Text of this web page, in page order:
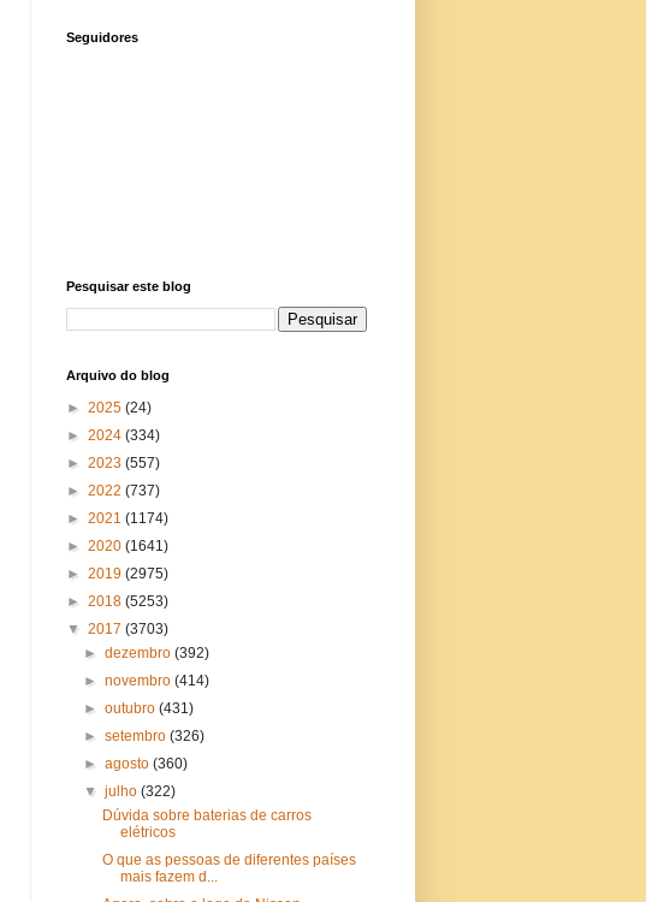
Seguidores
Pesquisar este blog
Arquivo do blog
► 2025 (24)
► 2024 (334)
► 2023 (557)
► 2022 (737)
► 2021 (1174)
► 2020 (1641)
► 2019 (2975)
► 2018 (5253)
▼ 2017 (3703)
►dezembro(392)
►novembro(414)
►outubro(431)
►setembro(326)
►agosto(360)
▼julho(322)
Dúvida sobre baterias de carros
elétricos
O que as pessoas de diferentes países
mais fazem d...